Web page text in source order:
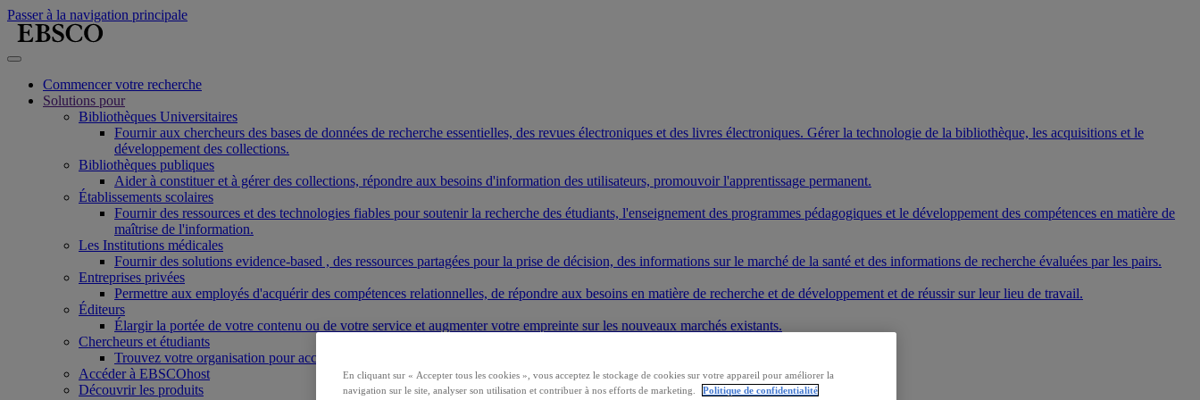
Passer à la navigation principale
Commencer votre recherche
Solutions pour
Bibliothèques Universitaires
Fournir aux chercheurs des bases de données de recherche essentielles, des revues électroniques et des livres électroniques. Gérer la technologie de la bibliothèque, les acquisitions et le
développement des collections.
Bibliothèques publiques
Aider à constituer et à gérer des collections, répondre aux besoins d'information des utilisateurs, promouvoir l'apprentissage permanent.
Établissements scolaires
Fournir des ressources et des technologies fiables pour soutenir la recherche des étudiants, l'enseignement des programmes pédagogiques et le développement des compétences en matière de
maîtrise de l'information.
Les Institutions médicales
Fournir des solutions evidence-based , des ressources partagées pour la prise de décision, des informations sur le marché de la santé et des informations de recherche évaluées par les pairs.
Entreprises privées
Permettre aux employés d'acquérir des compétences relationnelles, de répondre aux besoins en matière de recherche et de développement et de réussir sur leur lieu de travail.
Éditeurs
Élargir la portée de votre contenu ou de votre service et augmenter votre empreinte sur les nouveaux marchés existants.
Chercheurs et étudiants
Trouvez votre organisation pour accéder à nos produits et commencer votre recherche.
Accéder à EBSCOhost
Découvrir les produits
En cliquant sur « Accepter tous les cookies », vous acceptez le stockage de cookies sur votre appareil pour améliorer la
navigation sur le site, analyser son utilisation et contribuer à nos efforts de marketing.
Politique de confidentialité